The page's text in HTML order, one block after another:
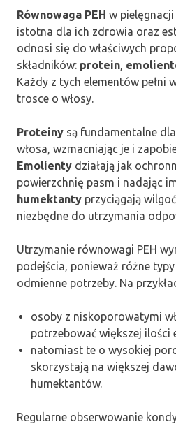
Równowaga PEH w
istotna dla ich zdrowia oraz
odnosi się do właściwych
składników: protein
Każdy z tych elementów pełni
trosce o włosy.
Proteiny są fundamentalne
włosa, wzmacniając je i
Emolienty działają jak
powierzchnię pasm i nadając
humektanty przyciągają
niezbędne do utrzymania
Utrzymanie równowagi PEH
podejścia, ponieważ różne
odmienne potrzeby. Na
osoby z niskoporowatymi
potrzebować większej ilości
natomiast te o wysokiej
skorzystają na większej
humektantów.
Regularne obserwowanie